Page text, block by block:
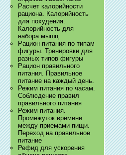
Расчет калорийности
рациона. Калорийность
для похудения.
Калорийность для
набора мышц
Рацион питания по типам
фигуры. Тренировки для
разных типов фигуры
Рацион правильного
питания. Правильное
питание на каждый день.
Режим питания по часам.
Соблюдение правил
правильного питания
Режим питания.
Промежуток времени
между приемами пищи.
Переход на правильное
питание
Рефид для ускорения